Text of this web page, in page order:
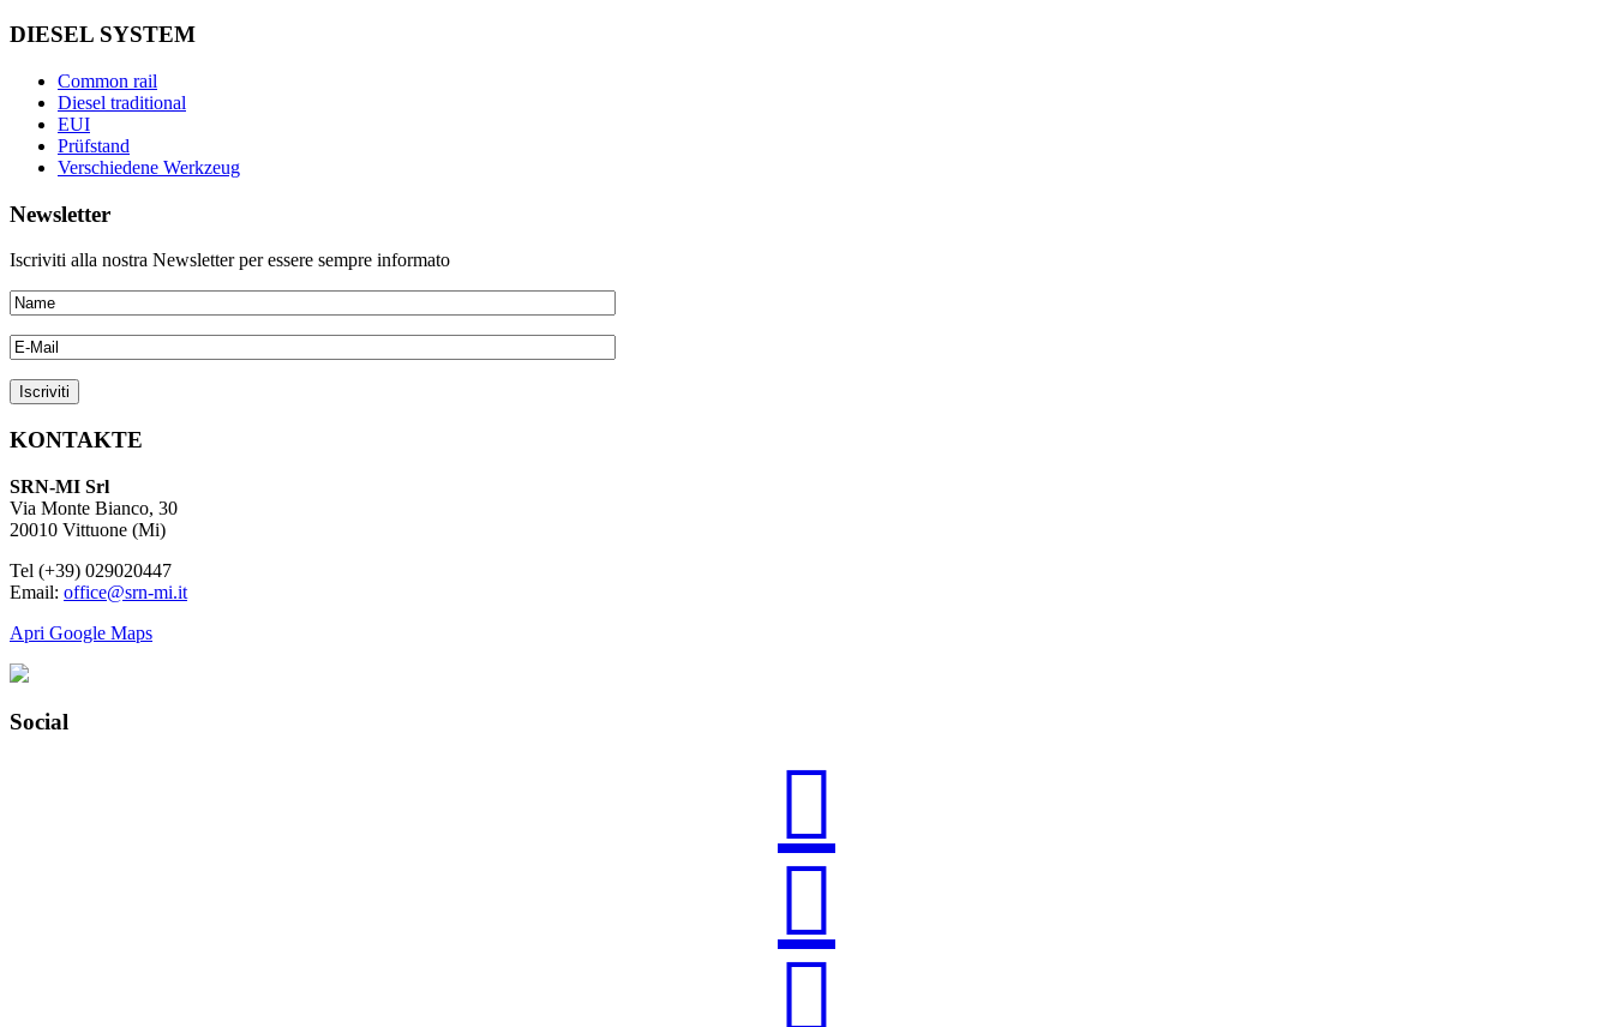
DIESEL SYSTEM
Common rail
Diesel traditional
EUI
Prüfstand
Verschiedene Werkzeug
Newsletter
Iscriviti alla nostra Newsletter per essere sempre informato
KONTAKTE
SRN-MI Srl
Via Monte Bianco, 30
20010 Vittuone (Mi)
Tel (+39) 029020447
Email: office@srn-mi.it
Apri Google Maps
Social


